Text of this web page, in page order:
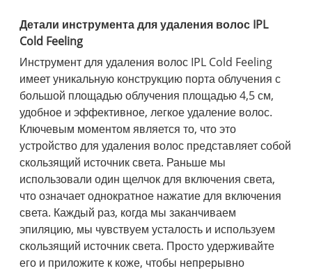
Детали инструмента для удаления волос IPL
Cold Feeling
Инструмент для удаления волос IPL Cold Feeling
имеет уникальную конструкцию порта облучения с
большой площадью облучения площадью 4,5 см,
удобное и эффективное, легкое удаление волос.
Ключевым моментом является то, что это
устройство для удаления волос представляет собой
скользящий источник света. Раньше мы
использовали один щелчок для включения света,
что означает однократное нажатие для включения
света. Каждый раз, когда мы заканчиваем
эпиляцию, мы чувствуем усталость и используем
скользящий источник света. Просто удерживайте
его и приложите к коже, чтобы непрерывно